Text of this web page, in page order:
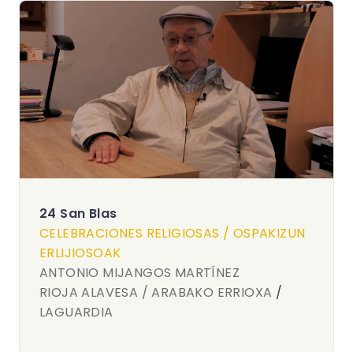
24 San Blas
CELEBRACIONES RELIGIOSAS / OSPAKIZUN
ERLIJIOSOAK
ANTONIO MIJANGOS MARTÍNEZ
RIOJA ALAVESA / ARABAKO ERRIOXA /
LAGUARDIA